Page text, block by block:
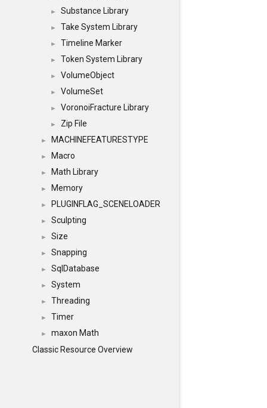
► Substance Library
► Take System Library
► Timeline Marker
► Token System Library
► VolumeObject
► VolumeSet
► VoronoiFracture Library
► Zip File
► MACHINEFEATURESTYPE
► Macro
► Math Library
► Memory
► PLUGINFLAG_SCENELOADER
► Sculpting
► Size
► Snapping
► SqlDatabase
► System
► Threading
► Timer
►
maxon Math
Classic Resource Overview